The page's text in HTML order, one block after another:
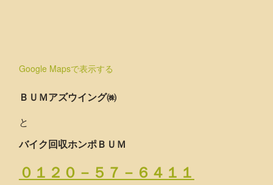
Google Mapsで表示する
ＢＵＭアズウイング㈱
と
バイク回収ホンポＢＵＭ
０１２０－５７－６４１１